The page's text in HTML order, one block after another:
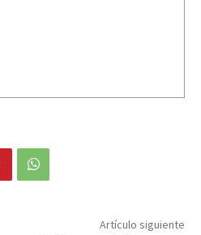
Artículo siguiente